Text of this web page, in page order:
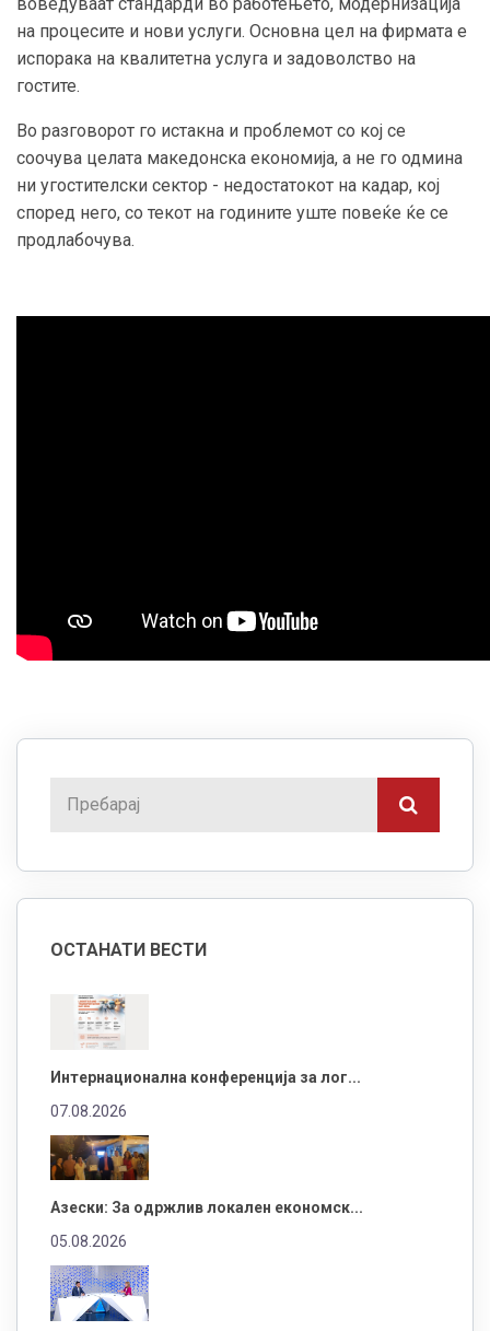
на процесите и нови услуги. Основна цел на фирмата е
испорака на квалитетна услуга и задоволство на
гостите.
Во разговорот го истакна и проблемот со кој се
соочува целата македонска економија, а не го одмина
ни угостителски сектор - недостатокот на кадар, кој
според него, со текот на годините уште повеќе ќе се
продлабочува.
ОСТАНАТИ ВЕСТИ
Интернационална конференција за лог...
07.08.2026
Азески: За одржлив локален економск...
05.08.2026